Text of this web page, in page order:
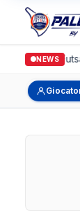
NEWS
Italgronda